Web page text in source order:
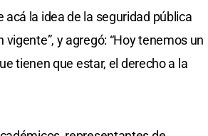
acá la idea de la seguridad pública
y agregó: “Hoy tenemos un
tienen que estar, el derecho a la